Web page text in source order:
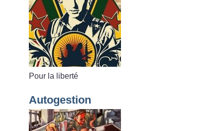
Pour la liberté
Autogestion